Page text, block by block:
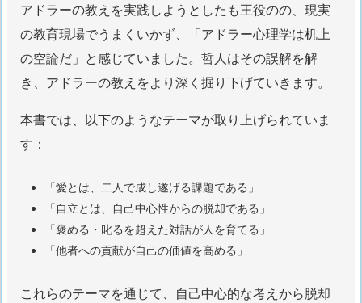
アドラーの教えを実践しようとしたも王役のの、現実
の教育現場でうまくいかず、「アドラー心理学は机上
の空論だ」と感じていました。哲人はその誤解を解
き、アドラーの教えをより深く掘り下げていきます。
本書では、以下のようなテーマが取り上げられていま
す：
「愛とは、二人で成し遂げる課題である」
「自立とは、自己中心性からの脱却である」
「褒める・叱るを超えた対話が人を育てる」
「他者への貢献が自己の価値を高める」
これらのテーマを通じて、自己中心的な考えから脱却